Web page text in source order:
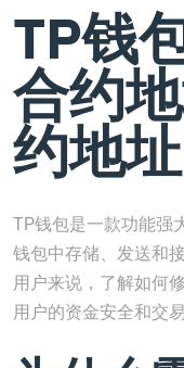
TP钱
合约
约地
TP钱包是一款功能强
钱包中存储、发送和
用户来说，了解如何
用户的资金安全和交